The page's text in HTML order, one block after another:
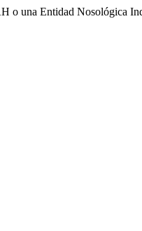
o una Entidad Nosológica